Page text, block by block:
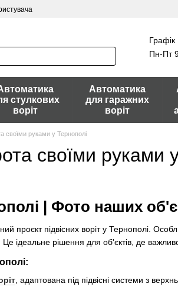
Графік
Пн-Пт
стулкових
воріт
Автоматика
для гаражних
воріт
своїми руками у Тернополі
своїми руками
| Фото наших
проєкт підвісних воріт у Тернополі.
ідеальне рішення для об'єктів, де
, адаптована під підвісні системи з